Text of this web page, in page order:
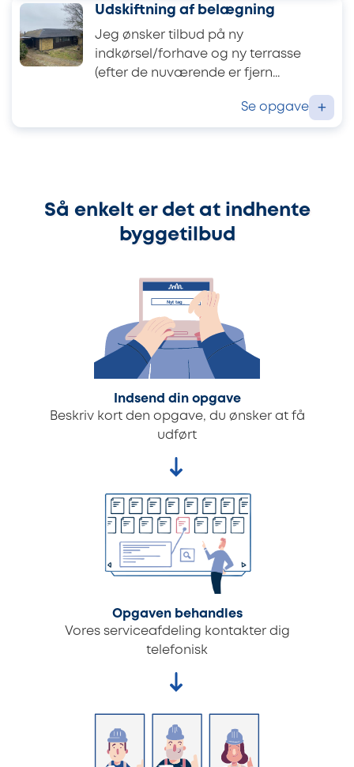
Udskiftning af belægning
Jeg ønsker tilbud på ny
indkørsel/forhave og ny terrasse
(efter de nuværende er fjern...
Se opgave +
Så enkelt er det at indhente
byggetilbud
Indsend din opgave
Beskriv kort den opgave, du ønsker at få
udført
Opgaven behandles
Vores serviceafdeling kontakter dig
telefonisk